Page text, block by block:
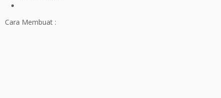
Cara Membuat :